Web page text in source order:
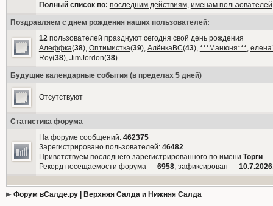
Полный список по: последним действиям, именам пользователей
Поздравляем с днем рождения наших пользователей:
12пользователей празднуют сегодня свой день рождения
Алеффка(38), Оптимистка(39), АлёнкаВС(43), ***Манюня***,
Roy(38), JimJordon(38)
Будущие календарные события (в пределах 5 дней)
Отсутствуют
Статистика форума
На форуме сообщений: 462375
Зарегистрировано пользователей: 46482
Приветствуем последнего зарегистрированного по имени Торги
Рекорд посещаемости форума — 6958, зафиксирован —
Форум вСалде.ру | Верхняя Салда и Нижняя Салда